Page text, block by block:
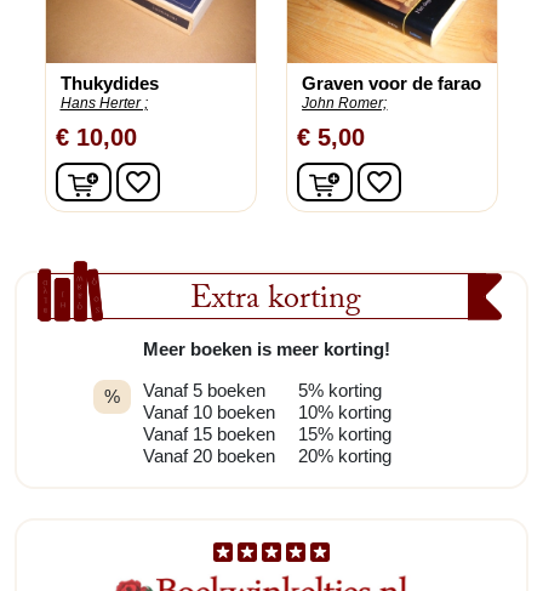
Extra korting
%
Meer boeken is meer korting!
Vanaf 5 boeken
Vanaf 10 boeken
Vanaf 15 boeken
Vanaf 20 boeken
5% korting
10% korting
15% korting
20% korting
Thukydides
Hans Herter ;
€ 10,00
In winkelwagen
favorite_border
Graven voor de farao
John Romer;
€ 5,00
In winkelwagen
favorite_border